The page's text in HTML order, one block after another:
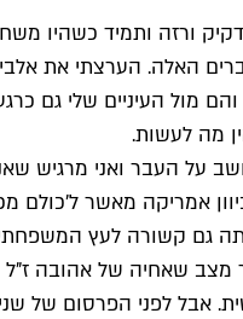
דקיק ורזה ותמיד כשהיו
האלה. הערצתי את
מול העיניים שלי גם
מה לעשות.
על העבר ואני מרגיש
אמריקה מאשר ל'כולם
גם קשורה לעץ
מצב שאחיה של אהובה
אבל לפני הפרסום של